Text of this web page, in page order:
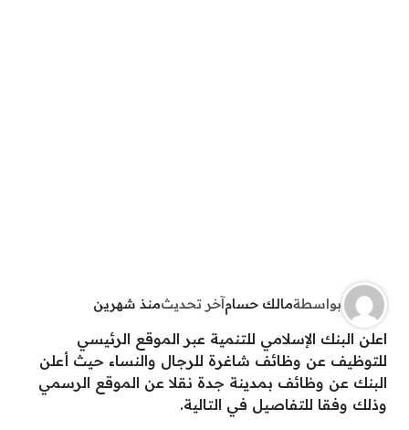
بواسطةمالك حسامآخر تحديثمنذ شهرين
اعلن البنك الإسلامي للتنمية عبر الموقع الرئيسي
للتوظيف عن وظائف شاغرة للرجال والنساء حيث أعلن
البنك عن وظائف بمدينة جدة نقلا عن الموقع الرسمي
وذلك وفقا للتفاصيل في التالية.